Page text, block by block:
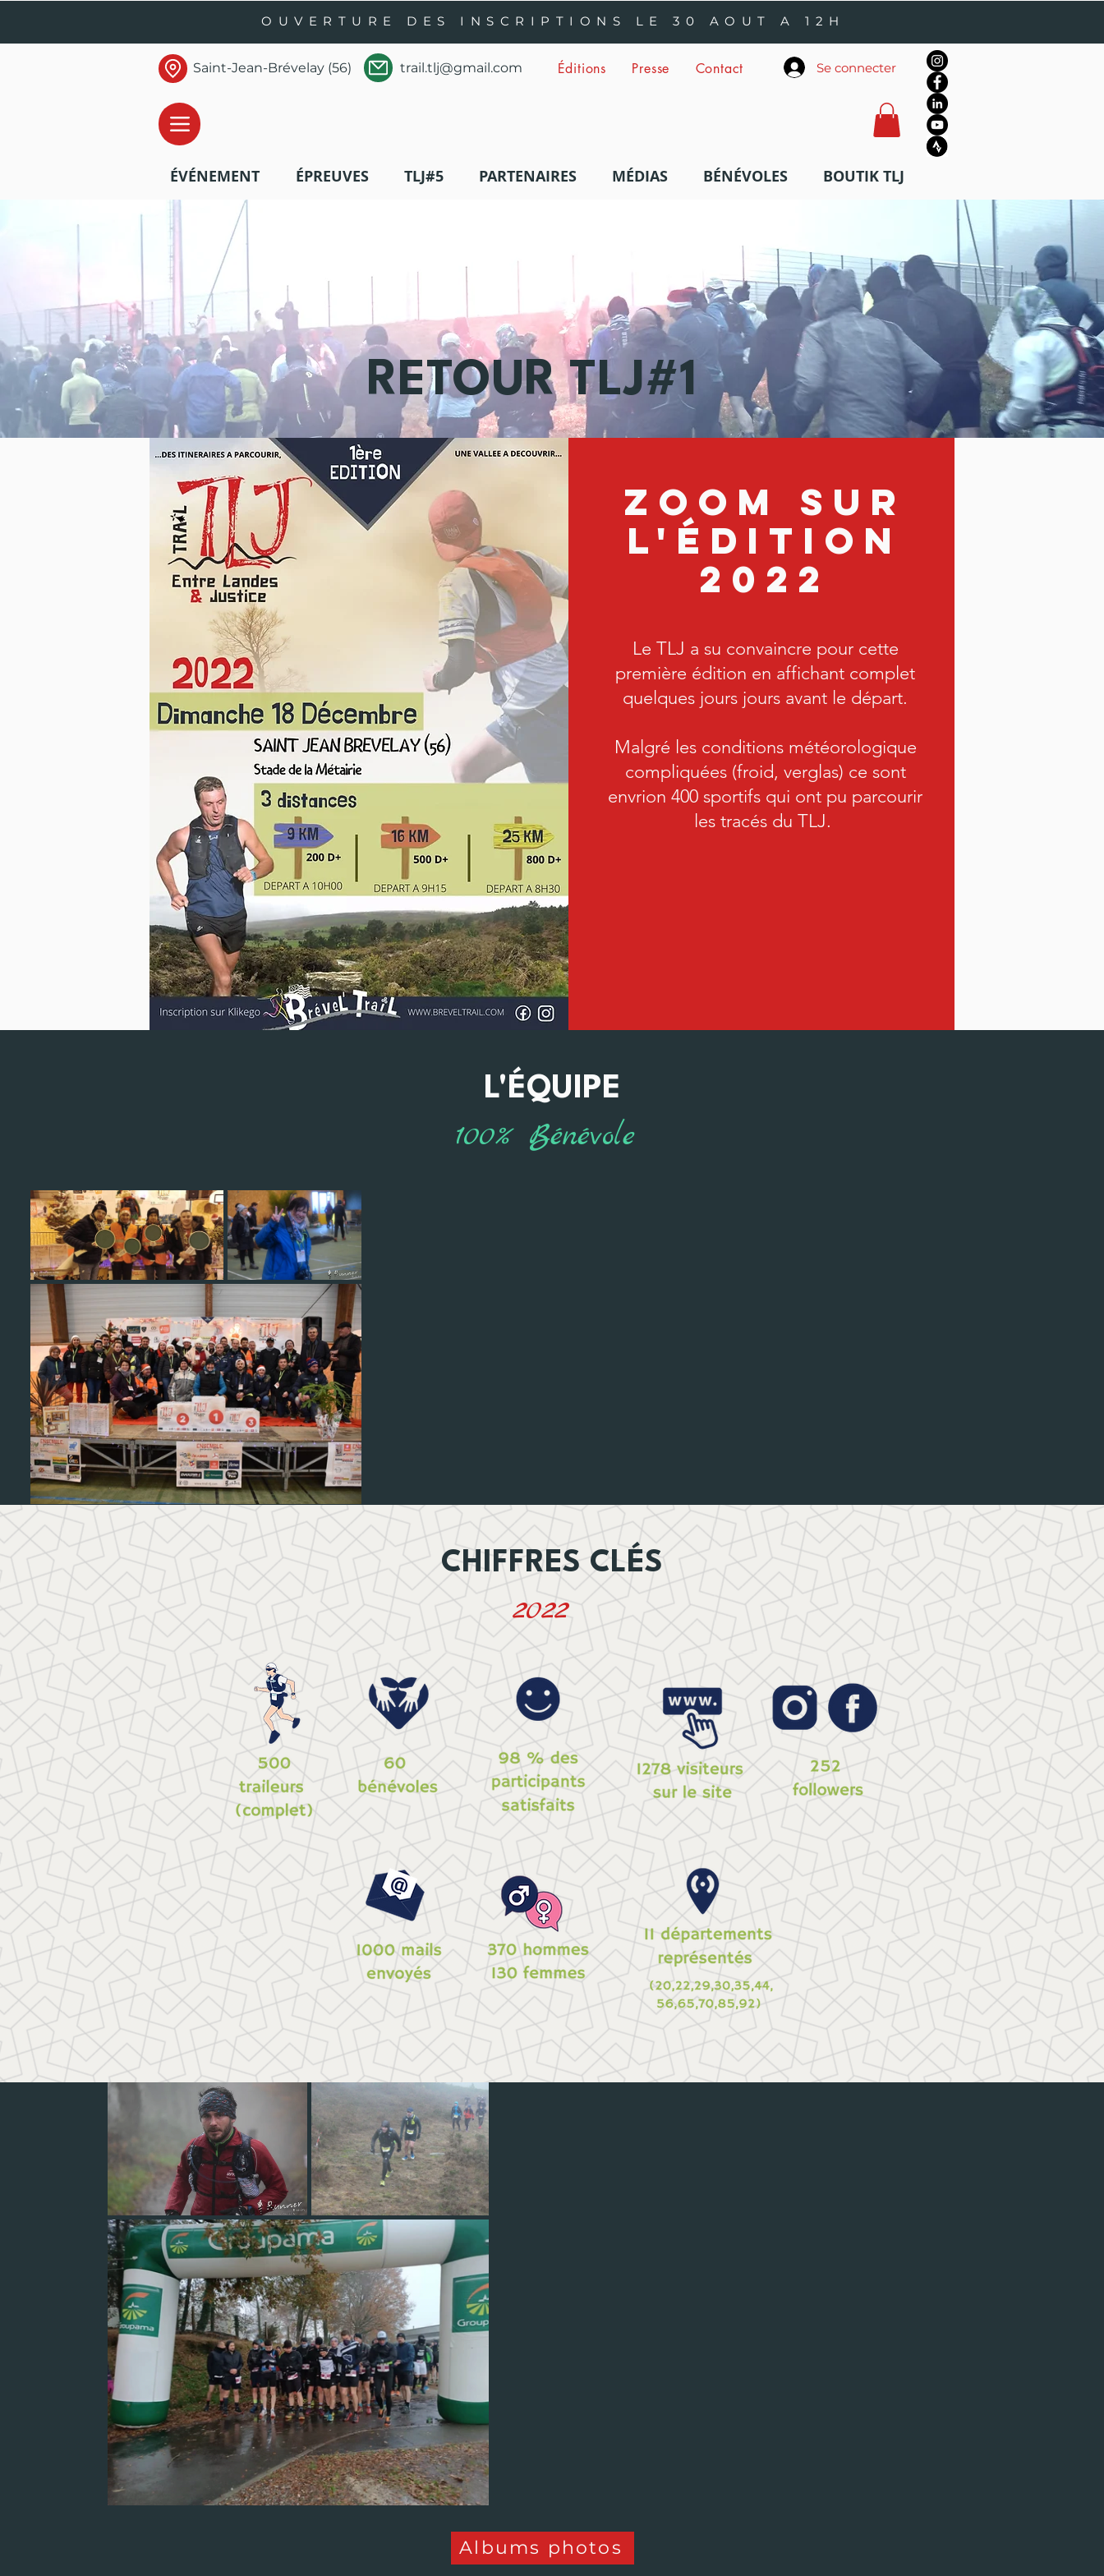
OUVERTURE DES INSCRIPTIONS LE 30 AOUT A 12H
Saint-Jean-Brévelay (56) trail.tlj@gmail.com Éditions Presse Contact Se connecter
ÉVÉNEMENT ÉPREUVES TLJ#5 PARTENAIRES MÉDIAS BÉNÉVOLES BOUTIK TLJ
RETOUR TLJ#1
ZOOM SUR
L'ÉDITION
2022
Le TLJ a su convaincre pour cette
première édition en affichant complet
quelques jours jours avant le départ.
Malgré les conditions météorologique
compliquées (froid, verglas) ce sont
envrion 400 sportifs qui ont pu parcourir
les tracés du TLJ.
L'ÉQUIPE
100% Bénévole
CHIFFRES CLÉS
2022
Albums photos